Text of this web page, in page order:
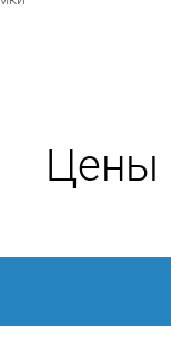
Цены